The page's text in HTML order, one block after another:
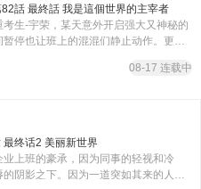
第2季 第82話 最終話 我是這個世界的主宰者
生-宇荣，某天意外开启强大又神秘的
停也让班上的混混们静止动作。更神
被玩弄的滋味!」
08-17 连载中
第262话 最终话2 美丽新世界
业上班的豪承，因为同事的轻视和冷
阴影之下。因为一道突如其来的人事